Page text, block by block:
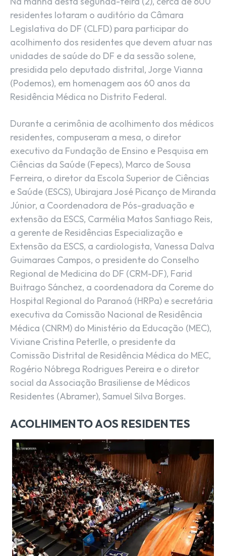
residentes lotaram o auditório da Câmara
Legislativa do DF (CLFD) para participar do
acolhimento dos residentes que devem atuar nas
unidades de saúde do DF e da sessão solene,
presidida pelo deputado distrital, Jorge Vianna
(Podemos), em homenagem aos 60 anos da
Residência Médica no Distrito Federal.
Durante a cerimônia de acolhimento dos médicos
residentes, compuseram a mesa, o diretor
executivo da Fundação de Ensino e Pesquisa em
Ciências da Saúde (Fepecs), Marco de Sousa
Ferreira, o diretor da Escola Superior de Ciências
e Saúde (ESCS), Ubirajara José Picanço de Miranda
Júnior, a Coordenadora de Pós-graduação e
extensão da ESCS, Carmélia Matos Santiago Reis,
a gerente de Residências Especialização e
Extensão da ESCS, a cardiologista, Vanessa Dalva
Guimaraes Campos, o presidente do Conselho
Regional de Medicina do DF (CRM-DF), Farid
Buitrago Sánchez, a coordenadora da Coreme do
Hospital Regional do Paranoá (HRPa) e secretária
executiva da Comissão Nacional de Residência
Médica (CNRM) do Ministério da Educação (MEC),
Viviane Cristina Peterlle, o presidente da
Comissão Distrital de Residência Médica do MEC,
Rogério Nóbrega Rodrigues Pereira e o diretor
social da Associação Brasiliense de Médicos
Residentes (Abramer), Samuel Silva Borges.
ACOLHIMENTO AOS RESIDENTES